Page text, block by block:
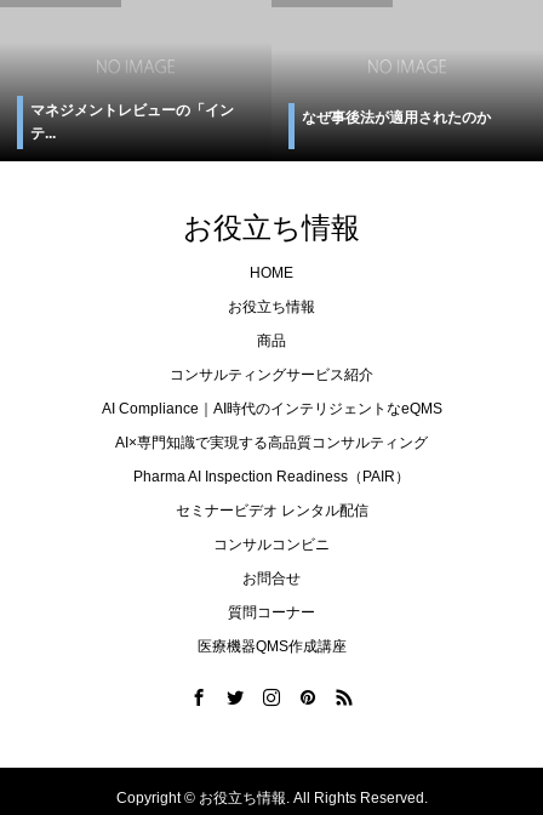
マネジメントレビューの「イン
テ...
なぜ事後法が適用されたのか
お役立ち情報
HOME
お役立ち情報
商品
コンサルティングサービス紹介
AI Compliance｜AI時代のインテリジェントなeQMS
AI×専門知識で実現する高品質コンサルティング
Pharma AI Inspection Readiness（PAIR）
セミナービデオ レンタル配信
コンサルコンビニ
お問合せ
質問コーナー
医療機器QMS作成講座
Copyright ©お役立ち情報. All Rights Reserved.